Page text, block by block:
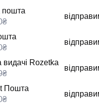
пошта
видачі Rozetka
Пошта